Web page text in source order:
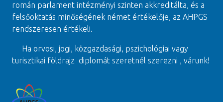
román parlament intézményi szinten akkreditálta, és a
felsőoktatás minőségének német értékelője, az AHPGS
rendszeresen értékeli.
Ha orvosi, jogi, közgazdasági, pszichológiai vagy
turisztikai földrajz diplomát szeretnél szerezni , várunk!